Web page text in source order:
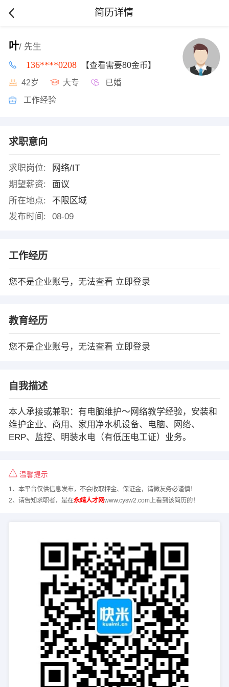
简历详情
叶/ 先生
136****0208 【查看需要80金币】
42岁 大专 已婚
工作经验
求职意向
求职岗位:
网络/IT
期望薪资:
面议
所在地点:
不限区域
发布时间:
08-09
工作经历
您不是企业账号，无法查看 立即登录
教育经历
您不是企业账号，无法查看 立即登录
自我描述
本人承接或兼职：有电脑维护～网络教学经验，安装和
维护企业、商用、家用净水机设备、电脑、网络、
ERP、监控、明装水电（有低压电工证）业务。
温馨提示
1、本平台仅供信息发布，不会收取押金、保证金，请微友务必谨慎！
2、请告知求职者，是在永靖人才网www.cysw2.com上看到该简历的！